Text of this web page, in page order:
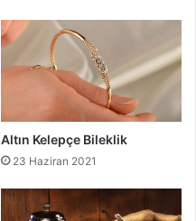
Altın Kelepçe Bileklik
23 Haziran 2021